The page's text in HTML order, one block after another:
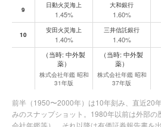
9
日動火災海上
1.45%
大和銀行
1.60%
10
安田火災海上
1.40%
三井信託銀行
1.40%
（当時: 中外製
薬）
株式会社年鑑 昭和
31年版
（当時: 中外製
薬）
株式会社年鑑 昭和
37年版
前半（1950〜2000年）は10年刻み、直近20
みのスナップショット。1980年以前は外部の
会社年鑑等）、それ以降は有価証券報告書を